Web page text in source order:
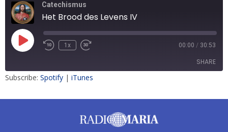
Catechismus
Het Brood des Levens IV
1x 00:00 / 30:53
SHARE
Subscribe: Spotify | iTunes